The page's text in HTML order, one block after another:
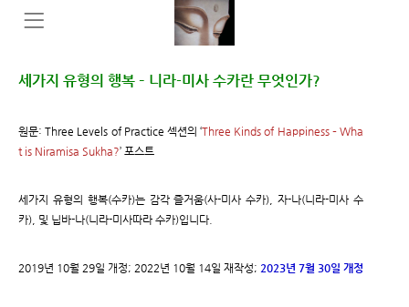
세가지 유형의 행복 – 니라-미사 수카란 무엇인가?
원문: Three Levels of Practice 섹션의 ‘Three Kinds of Happiness – Wha
t is Niramisa Sukha?’ 포스트
세가지 유형의 행복(수카)는 감각 즐거움(사-미사 수카), 자-나(니라-미사 수
카), 및 닙바-나(니라-미사따라 수카)입니다.
2019년 10월 29일 개정; 2022년 10월 14일 재작성; 2023년 7월 30일 개정